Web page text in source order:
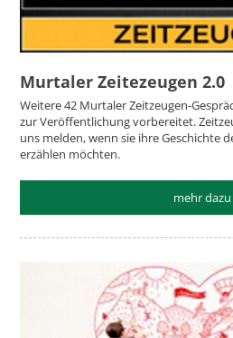
Murtaler Zeitezeugen 2.0
Weitere 42 Murtaler Zeitzeugen-
zur Veröffentlichung vorbereitet.
uns melden, wenn sie ihre Geschichte
erzählen möchten.
mehr dazu